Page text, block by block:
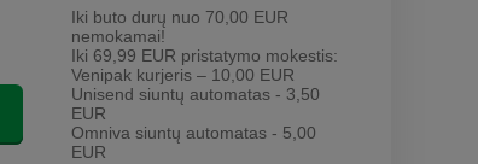
Iki buto durų nuo 70,00 EUR
nemokamai!
Iki 69,99 EUR pristatymo mokestis:
Venipak kurjeris – 10,00 EUR
Unisend siuntų automatas - 3,50
EUR
Omniva siuntų automatas - 5,00
EUR